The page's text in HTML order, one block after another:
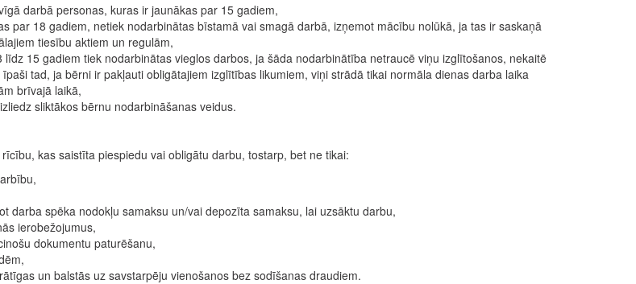
darbā personas, kuras ir jaunākas par 15 gadiem,
par 18 gadiem, netiek nodarbinātas bīstamā vai smagā darbā, izņemot mācību nolūkā, ja tas ir saskaņā
tiesību aktiem un regulām,
līdz 15 gadiem tiek nodarbinātas vieglos darbos, ja šāda nodarbinātība netraucē viņu izglītošanos, nekaitē
tad, ja bērni ir pakļauti obligātajiem izglītības likumiem, viņi strādā tikai normāla dienas darba laika
brīvajā laikā,
sliktākos bērnu nodarbināšanas veidus.
kas saistīta piespiedu vai obligātu darbu, tostarp, bet ne tikai:
darba spēka nodokļu samaksu un/vai depozīta samaksu, lai uzsāktu darbu,
ierobežojumus,
dokumentu paturēšanu,
un balstās uz savstarpēju vienošanos bez sodīšanas draudiem.